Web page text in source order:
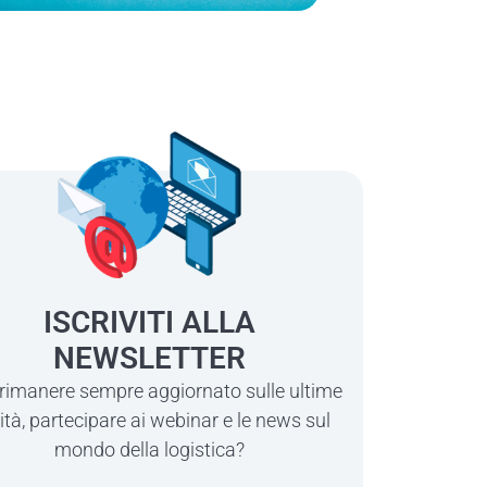
ISCRIVITI ALLA
NEWSLETTER
sempre aggiornato sulle ultime
partecipare ai webinar e le news sul
mondo della logistica?